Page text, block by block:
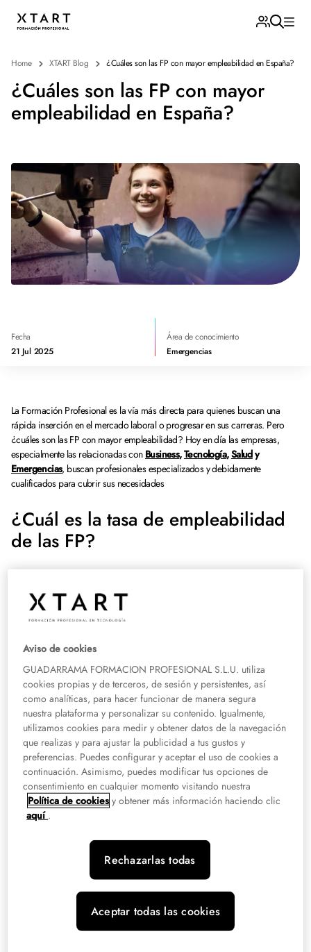
Home XTART Blog ¿Cuáles son las FP con mayor empleabilidad en España?
¿Cuáles son las FP con mayor
empleabilidad en España?
Fecha
21 Jul 2025
Área de conocimiento
Emergencias
La Formación Profesional es la vía más directa para quienes buscan una
rápida inserción en el mercado laboral o progresar en sus carreras. Pero
¿cuáles son las FP con mayor empleabilidad? Hoy en día las empresas,
especialmente las relacionadas con Business,Tecnología,Saludy
Emergencias, buscan profesionales especializados y debidamente
cualificados para cubrir sus necesidades
¿Cuál es la tasa de empleabilidad
de las FP?
significa que nueve de cada diez estudiantes encuentran trabajo al terminar
sus estudios. Para ello, nada mejor que elegir
cuente con convenios con las empresas más destacadas
FP con más salidas laborales: las
áreas más demandadas
Algunas de las FP con más salidas profesionales son las relacionadas con la
salud, los negocios, la tecnología y las emergencias, en donde
empleabilidad puede llegar incluso a superar el 95 .
Salud
Los ciclos formativos relacionados con la salud cuentan con una alta
empleabilidad. En cuanto a grados medios se refiere, la
Auxiliares de Enfermería
cuenta, además, con uno de los mejores salarios
iniciales para recién titulados.
está en pleno crecimiento, ya que hay una gran demanda de
profesionales, y también cuenta con excelentes perspectivas el
Aviso de cookies
GUADARRAMA FORMACION PROFESIONAL S.L.U. utiliza
cookies propias y de terceros, de sesión y persistentes, así
como analíticas, para hacer funcionar de manera segura
nuestra plataforma y personalizar su contenido. Igualmente,
utilizamos cookies para medir y obtener datos de la navegación
que realizas y para ajustar la publicidad a tus gustos y
preferencias. Puedes configurar y aceptar el uso de cookies a
continuación. Asimismo, puedes modificar tus opciones de
consentimiento en cualquier momento visitando nuestra
Política de cookies y obtener más información haciendo clic
aquí .
Rechazarlas todas
Aceptar todas las cookies